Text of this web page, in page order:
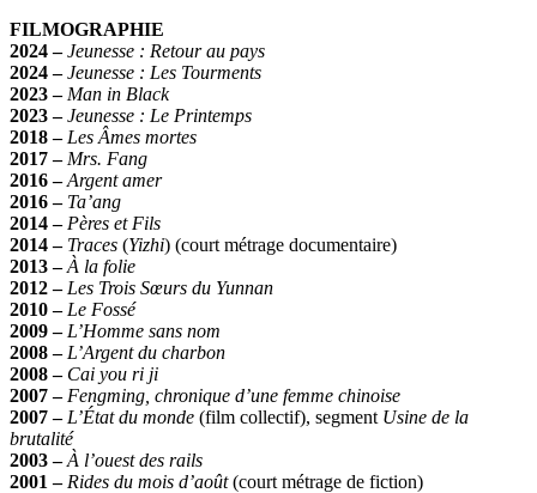
FILMOGRAPHIE
2024 – Jeunesse : Retour au pays
2024 – Jeunesse : Les Tourments
2023 – Man in Black
2023 – Jeunesse : Le Printemps
2018 – Les Âmes mortes
2017 – Mrs. Fang
2016 – Argent amer
2016 – Ta’ang
2014 – Pères et Fils
2014 – Traces (Yizhi) (court métrage documentaire)
2013 – À la folie
2012 – Les Trois Sœurs du Yunnan
2010 – Le Fossé
2009 – L’Homme sans nom
2008 – L’Argent du charbon
2008 – Cai you ri ji
2007 – Fengming, chronique d’une femme chinoise
2007 – L’État du monde (film collectif), segment Usine de la
brutalité
2003 – À l’ouest des rails
2001 – Rides du mois d’août(court métrage de fiction)